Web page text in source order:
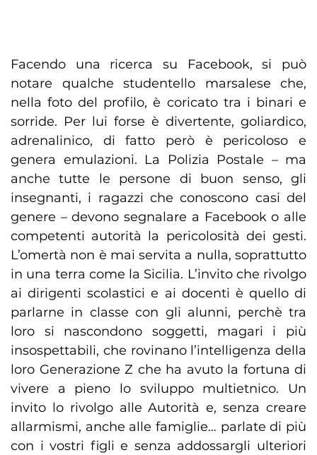
Facendo una ricerca su Facebook, si può
notare qualche studentello marsalese che,
nella foto del profilo, è coricato tra i binari e
sorride. Per lui forse è divertente, goliardico,
adrenalinico, di fatto però è pericoloso e
genera emulazioni. La Polizia Postale – ma
anche tutte le persone di buon senso, gli
insegnanti, i ragazzi che conoscono casi del
genere – devono segnalare a Facebook o alle
competenti autorità la pericolosità dei gesti.
L’omertà non è mai servita a nulla, soprattutto
in una terra come la Sicilia. L’invito che rivolgo
ai dirigenti scolastici e ai docenti è quello di
parlarne in classe con gli alunni, perchè tra
loro si nascondono soggetti, magari i più
insospettabili, che rovinano l’intelligenza della
loro Generazione Z che ha avuto la fortuna di
vivere a pieno lo sviluppo multietnico. Un
invito lo rivolgo alle Autorità e, senza creare
allarmismi, anche alle famiglie… parlate di più
con i vostri figli e senza addossargli ulteriori